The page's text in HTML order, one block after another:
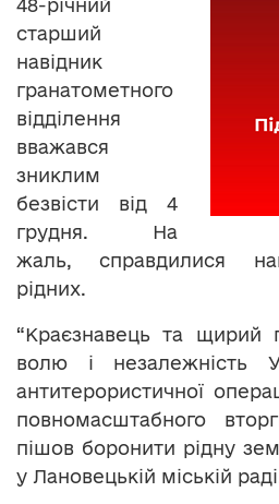
48-річний
старший
навідник
гранатометного
відділення
вважався
зниклим
безвісти від 4
грудня. На
жаль, справдилися
рідних.
“Краєзнавець та щирий
волю і незалежність
антитерористичної
повномасштабного
пішов боронити рідну
у Лановецькій міській